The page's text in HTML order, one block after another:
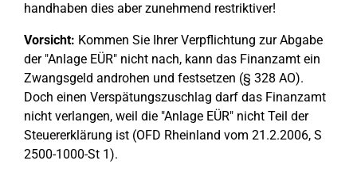
handhaben dies aber zunehmend restriktiver!
Vorsicht: Kommen Sie Ihrer Verpflichtung zur Abgabe
der "Anlage EÜR" nicht nach, kann das Finanzamt ein
Zwangsgeld androhen und festsetzen (§ 328 AO).
Doch einen Verspätungszuschlag darf das Finanzamt
nicht verlangen, weil die "Anlage EÜR" nicht Teil der
Steuererklärung ist (OFD Rheinland vom 21.2.2006, S
2500-1000-St 1).